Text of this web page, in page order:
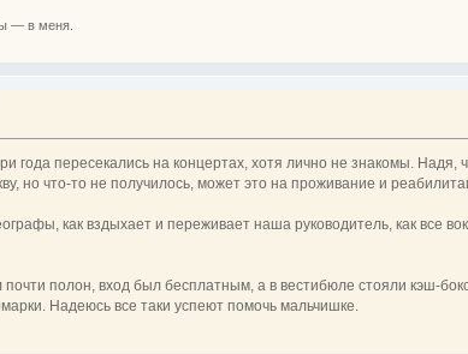
— в меня.
пересекались на концертах, хотя лично не знакомы. Надя,
но что-то не получилось, может это на проживание и
как вздыхает и переживает наша руководитель, как все
полон, вход был бесплатным, а в вестибюле стояли кэш-
Надеюсь все таки успеют помочь мальчишке.